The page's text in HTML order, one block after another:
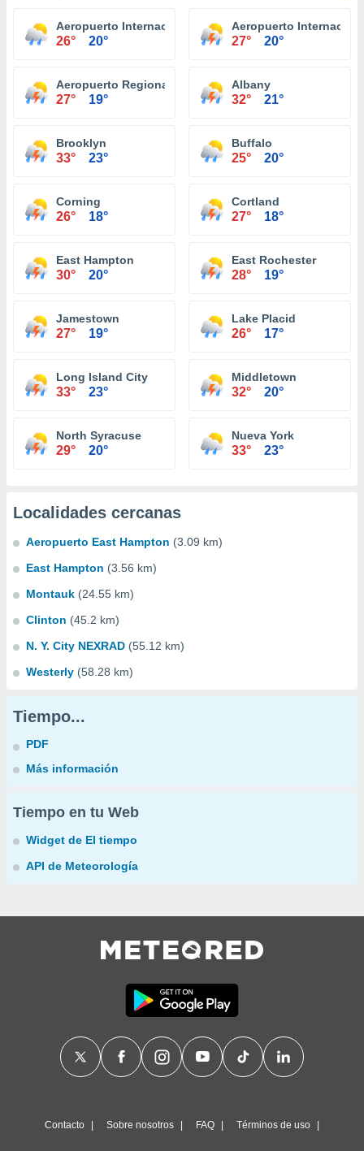
Aeropuerto Internacional Niagara Falls
26° 20°
Aeropuerto
27° 20°
Aeropuerto Regional Ithaca Tompkins
27° 19°
Albany
32° 21°
Brooklyn
33° 23°
Buffalo
25° 20°
Corning
26° 18°
Cortland
27° 18°
East Hampton
30° 20°
East Rochester
28° 19°
Jamestown
27° 19°
Lake Placid
26° 17°
Long Island City
33° 23°
Middletown
32° 20°
North Syracuse
29° 20°
Nueva York
33° 23°
Localidades cercanas
Aeropuerto East Hampton (3.09 km)
East Hampton (3.56 km)
Montauk (24.55 km)
Clinton (45.2 km)
N. Y. City NEXRAD (55.12 km)
Westerly (58.28 km)
Tiempo...
PDF
Más información
Tiempo en tu Web
Widget de El tiempo
API de Meteorología
Contacto Sobre nosotros FAQ Términos de uso